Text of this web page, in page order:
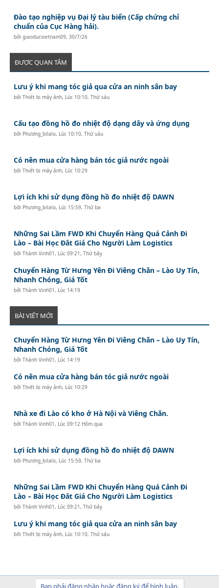
Đào tạo nghiệp vụ Đại lý tàu biển (Cấp chứng chỉ
chuẩn của Cục Hàng hải).
bởigiaoducvietnam09,30/7/26
ĐƯỢC QUAN TÂM
Lưu ý khi mang tóc giả qua cửa an ninh sân bay
bởiThiết bị máy ảnh, Lúc 10:10, Thứ sáu
Cấu tạo đồng hồ đo nhiệt độ dạng dây và ứng dụng
bởi Phương_bilalo, Lúc 10:10, Thứ sáu
Có nên mua cửa hàng bán tóc giả nước ngoài
bởiThiết bị máy ảnh, Lúc 10:29
Lợi ích khi sử dụng đồng hồ đo nhiệt độ DAWN
bởi Phương_bilalo, Lúc 15:59, Thứ ba
Những Sai Lầm FWD Khi Chuyển Hàng Quá Cảnh Đi
Lào – Bài Học Đắt Giá Cho Người Làm Logistics
bởiThành Vinh01, Lúc 09:21, Thứ bảy
Chuyển Hàng Từ Hưng Yên Đi Viêng Chăn – Lào Uy Tín,
Nhanh Chóng, Giá Tốt
bởiThành Vinh01, Lúc 14:19
BÀI VIẾT MỚI
Chuyển Hàng Từ Hưng Yên Đi Viêng Chăn – Lào Uy Tín,
Nhanh Chóng, Giá Tốt
bởiThành Vinh01, Lúc 14:19
Có nên mua cửa hàng bán tóc giả nước ngoài
bởiThiết bị máy ảnh, Lúc 10:29
Nhà xe đi Lào có kho ở Hà Nội và Viêng Chăn.
bởiThành Vinh01, Lúc 09:12 Hôm qua
Lợi ích khi sử dụng đồng hồ đo nhiệt độ DAWN
bởi Phương_bilalo, Lúc 15:59, Thứ ba
Những Sai Lầm FWD Khi Chuyển Hàng Quá Cảnh Đi
Lào – Bài Học Đắt Giá Cho Người Làm Logistics
bởiThành Vinh01, Lúc 09:21, Thứ bảy
Lưu ý khi mang tóc giả qua cửa an ninh sân bay
bởiThiết bị máy ảnh, Lúc 10:10, Thứ sáu
Bạn phải đăng nhập hoặc đăng ký để bình luận.